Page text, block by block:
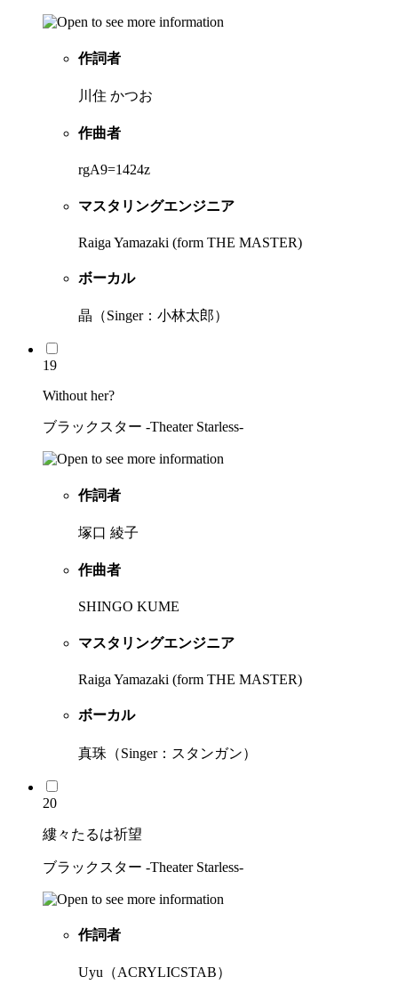
作詞者
川住 かつお
作曲者
rgA9=1424z
マスタリングエンジニア
Raiga Yamazaki (form THE MASTER)
ボーカル
晶（Singer：小林太郎）
19
Without her?
ブラックスター -Theater Starless-
作詞者
塚口 綾子
作曲者
SHINGO KUME
マスタリングエンジニア
Raiga Yamazaki (form THE MASTER)
ボーカル
真珠（Singer：スタンガン）
20
縷々たるは祈望
ブラックスター -Theater Starless-
作詞者
Uyu（ACRYLICSTAB）